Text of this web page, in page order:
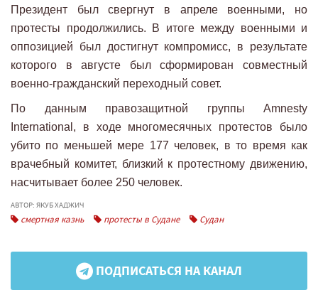
Президент был свергнут в апреле военными, но
протесты продолжились. В итоге между военными и
оппозицией был достигнут компромисс, в результате
которого в августе был сформирован совместный
военно-гражданский переходный совет.
По данным правозащитной группы Amnesty
International, в ходе многомесячных протестов было
убито по меньшей мере 177 человек, в то время как
врачебный комитет, близкий к протестному движению,
насчитывает более 250 человек.
АВТОР: ЯКУБ ХАДЖИЧ
смертная казнь протесты в Судане Судан
ПОДПИСАТЬСЯ НА КАНАЛ